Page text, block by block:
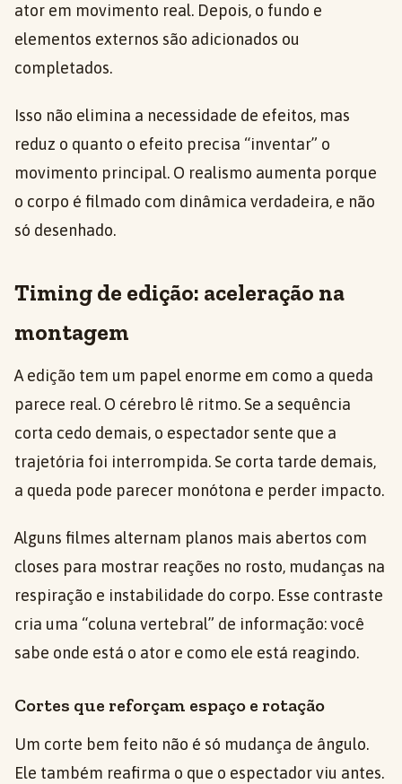
ator em movimento real. Depois, o fundo e
elementos externos são adicionados ou
completados.
Isso não elimina a necessidade de efeitos, mas
reduz o quanto o efeito precisa “inventar” o
movimento principal. O realismo aumenta porque
o corpo é filmado com dinâmica verdadeira, e não
só desenhado.
Timing de edição: aceleração na
montagem
A edição tem um papel enorme em como a queda
parece real. O cérebro lê ritmo. Se a sequência
corta cedo demais, o espectador sente que a
trajetória foi interrompida. Se corta tarde demais,
a queda pode parecer monótona e perder impacto.
Alguns filmes alternam planos mais abertos com
closes para mostrar reações no rosto, mudanças na
respiração e instabilidade do corpo. Esse contraste
cria uma “coluna vertebral” de informação: você
sabe onde está o ator e como ele está reagindo.
Cortes que reforçam espaço e rotação
Um corte bem feito não é só mudança de ângulo.
Ele também reafirma o que o espectador viu antes.